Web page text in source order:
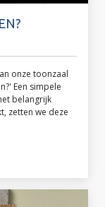
onze toonzaal
Een simpele
belangrijk
zetten we deze